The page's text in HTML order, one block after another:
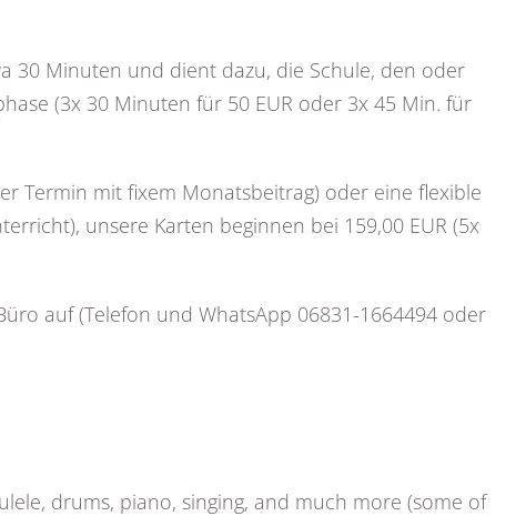
30 Minuten und dient dazu, die Schule, den oder
(3x 30 Minuten für 50 EUR oder 3x 45 Min. für
Termin mit fixem Monatsbeitrag) oder eine flexible
unsere Karten beginnen bei 159,00 EUR (5x
auf (Telefon und WhatsApp 06831-1664494 oder
drums, piano, singing, and much more (some of